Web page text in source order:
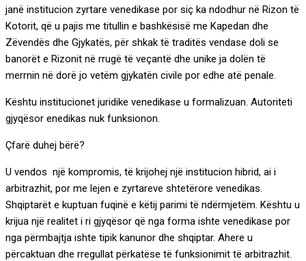
janë institucion zyrtare venedikase por siç ka ndodhur në Rizon të
Kotorit, që u pajis me titullin e bashkësisë me Kapedan dhe
Zëvendës dhe Gjykatës, për shkak të traditës vendase doli se
banorët e Rizonit në rrugë të veçantë dhe unike ja dolën të
merrnin në dorë jo vetëm gjykatën civile por edhe atë penale.
Kështu institucionet juridike venedikase u formalizuan. Autoriteti
gjyqësor enedikas nuk funksionon.
Çfarë duhej bërë?
U vendos një kompromis, të krijohej një institucion hibrid, ai i
arbitrazhit, por me lejen e zyrtareve shtetërore venedikas.
Shqiptarët e kuptuan fuqinë e këtij parimi të ndërmjetëm. Kështu u
krijua një realitet i ri gjyqësor që nga forma ishte venedikase por
nga përmbajtja ishte tipik kanunor dhe shqiptar. Ahere u
përcaktuan dhe rregullat përkatëse të funksionimit të arbitrazhit.